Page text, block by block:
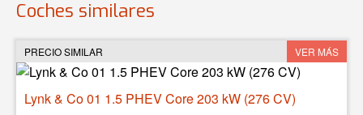
Coches similares
PRECIO SIMILAR VER MÁS
Lynk & Co 01 1.5 PHEV Core 203 kW (276 CV)